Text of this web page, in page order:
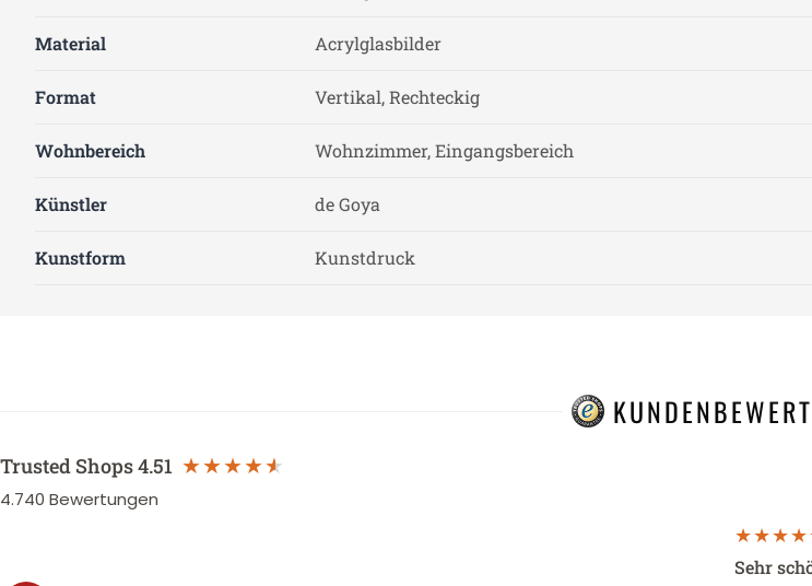
Material Acrylglasbilder
Format Vertikal, Rechteckig
Wohnbereich Wohnzimmer, Eingangsbereich
Künstler de Goya
Kunstform Kunstdruck
Trusted Shops4.51
4.740 Bewertungen
Sehr